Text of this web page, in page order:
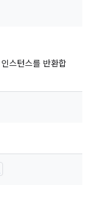
스턴스를 반환합